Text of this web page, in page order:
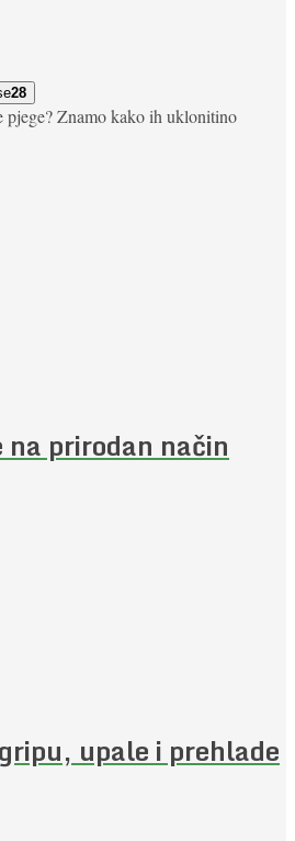
28
pjege? Znamo kako ih uklonitino
prirodan način
upale i prehlade